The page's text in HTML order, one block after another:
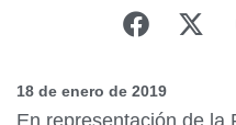
18 de enero de 2019
En representación de la